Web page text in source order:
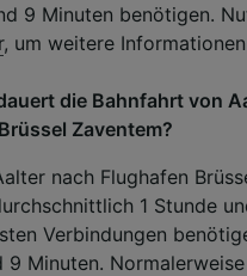
9 Minuten benötigen.
, um weitere
die Bahnfahrt von
Zaventem?
nach Flughafen
1 Stunde
Verbindungen
9 Minuten.